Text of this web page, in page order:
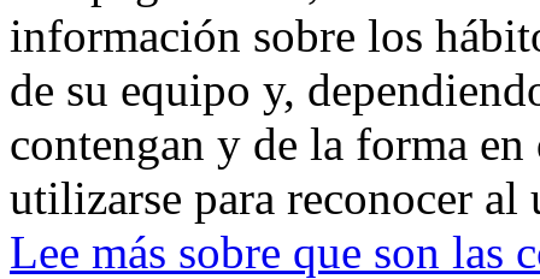
información sobre los
de su equipo y,
contengan y de la forma
utilizarse para reconocer al
Lee más sobre que son las